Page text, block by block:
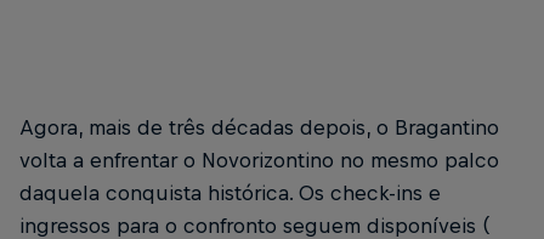
Agora, mais de três décadas depois, o Bragantino
volta a enfrentar o Novorizontino no mesmo palco
daquela conquista histórica. Os check-ins e
ingressos para o confronto seguem disponíveis (